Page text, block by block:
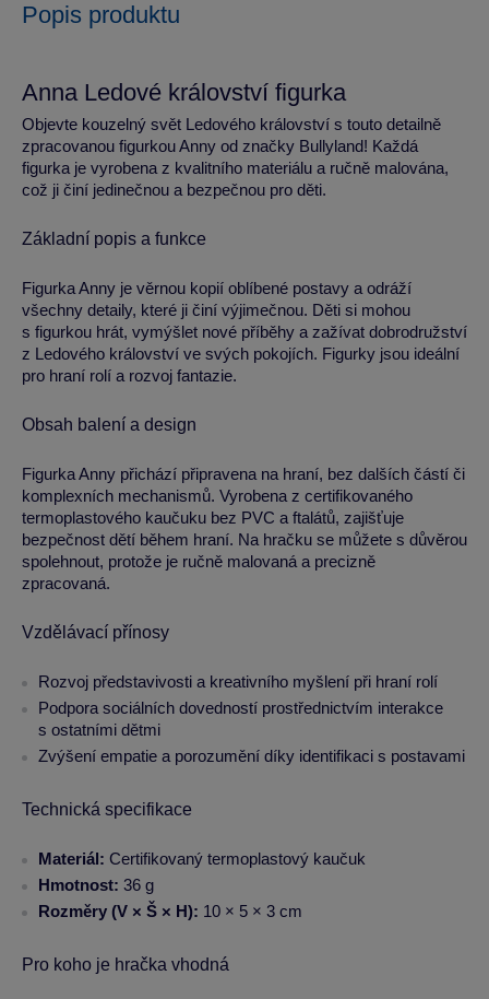
Popis produktu
Anna Ledové království figurka
Objevte kouzelný svět Ledového království s touto detailně
zpracovanou figurkou Anny od značky Bullyland! Každá
figurka je vyrobena z kvalitního materiálu a ručně malována,
což ji činí jedinečnou a bezpečnou pro děti.
Základní popis a funkce
Figurka Anny je věrnou kopií oblíbené postavy a odráží
všechny detaily, které ji činí výjimečnou. Děti si mohou
s figurkou hrát, vymýšlet nové příběhy a zažívat dobrodružství
z Ledového království ve svých pokojích. Figurky jsou ideální
pro hraní rolí a rozvoj fantazie.
Obsah balení a design
Figurka Anny přichází připravena na hraní, bez dalších částí či
komplexních mechanismů. Vyrobena z certifikovaného
termoplastového kaučuku bez PVC a ftalátů, zajišťuje
bezpečnost dětí během hraní. Na hračku se můžete s důvěrou
spolehnout, protože je ručně malovaná a precizně
zpracovaná.
Vzdělávací přínosy
Rozvoj představivosti a kreativního myšlení při hraní rolí
Podpora sociálních dovedností prostřednictvím interakce
s ostatními dětmi
Zvýšení empatie a porozumění díky identifikaci s postavami
Technická specifikace
Materiál: Certifikovaný termoplastový kaučuk
Hmotnost: 36 g
Rozměry (V × Š × H): 10 × 5 × 3 cm
Pro koho je hračka vhodná